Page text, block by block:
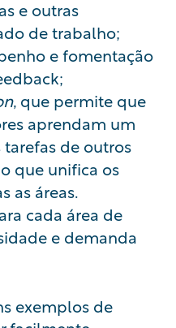
e outras
de trabalho;
e fomentação
, que permite que
aprendam um
de outros
que unifica os
as áreas.
cada área de
e demanda
exemplos de